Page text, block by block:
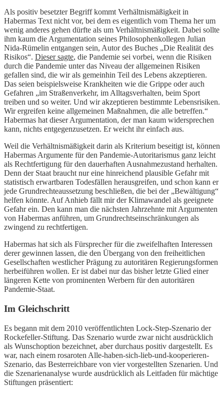
Als positiv besetzter Begriff kommt Verhältnismäßigkeit in
Habermas Text nicht vor, bei dem es eigentlich vom Thema her um
wenig anderes gehen dürfte als um Verhältnismäßigkeit. Dabei sollte
ihm kaum die Argumentation seines Philosophenkollegen Julian
Nida-Rümelin entgangen sein, Autor des Buches „Die Realität des
Risikos“. Dieser sagte, die Pandemie sei vorbei, wenn die Risiken
durch die Pandemie unter das Niveau der allgemeinen Risiken
gefallen sind, die wir als gemeinhin Teil des Lebens akzeptieren.
Das seien beispielsweise Krankheiten wie die Grippe oder auch
Gefahren „im Straßenverkehr, im Alltagsverhalten, beim Sport
treiben und so weiter. Und wir akzeptieren bestimmte Lebensrisiken.
Wir ergreifen keine allgemeinen Maßnahmen, die alle betreffen.“
Habermas hat dieser Argumentation, der man kaum widersprechen
kann, nichts entgegenzusetzen. Er weicht ihr einfach aus.
Weil die Verhältnismäßigkeit darin als Kriterium beseitigt ist, können
Habermas Argumente für den Pandemie-Autoritarismus ganz leicht
als Rechtfertigung für den dauerhaften Ausnahmezustand herhalten.
Denn der Staat braucht nur eine hinreichend plausible Gefahr mit
statistisch erwartbaren Todesfällen herausgreifen, und schon kann er
jede Grundrechteaussetzung beschließen, die bei der „Bewältigung“
helfen könnte. Auf Anhieb fällt mir der Klimawandel als geeignete
Gefahr ein. Den kann man die nächsten Jahrzehnte mit Argumenten
von Habermas anführen, um Grundrechtseinschränkungen als
zwingend zu rechtfertigen.
Habermas hat sich als Fürsprecher für die zweifelhaften Interessen
derer gewinnen lassen, die den Übergang von den freiheitlichen
Gesellschaften westlicher Prägung zu autoritären Regierungsformen
herbeiführen wollen. Er ist dabei nur das bisher letzte Glied einer
längeren Kette von prominenten Werbern für den autoritären
Pandemie-Staat.
Im Gleichschritt
Es begann mit dem 2010 veröffentlichten Lock-Step-Szenario der
Rockefeller-Stiftung. Das Szenario wurde zwar nicht ausdrücklich
als Wunschoption bezeichnet, aber durchaus positiv dargestellt. Es
war, nach einem rosaroten Alle-haben-sich-lieb-und-kooperieren-
Szenario, das Besterreichbare von vier vorgestellten Szenarien. Und
die Szenarienanalyse wurde ausdrücklich als Leitfaden für mächtige
Stiftungen präsentiert: